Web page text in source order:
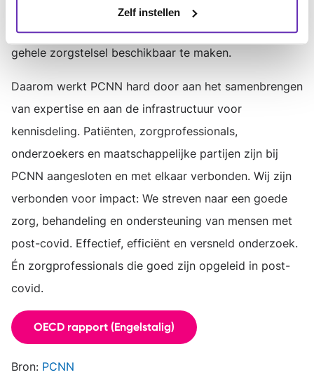
Zelf instellen
verzetten om zorg en onderzoek verder te
ontwikkelen én om post-covid kennis binnen het
gehele zorgstelsel beschikbaar te maken.
Daarom werkt PCNN hard door aan het samenbrengen
van expertise en aan de infrastructuur voor
kennisdeling. Patiënten, zorgprofessionals,
onderzoekers en maatschappelijke partijen zijn bij
PCNN aangesloten en met elkaar verbonden. Wij zijn
verbonden voor impact: We streven naar een goede
zorg, behandeling en ondersteuning van mensen met
post-covid. Effectief, efficiënt en versneld onderzoek.
Én zorgprofessionals die goed zijn opgeleid in post-
covid.
OECD rapport (Engelstalig)
Bron: PCNN